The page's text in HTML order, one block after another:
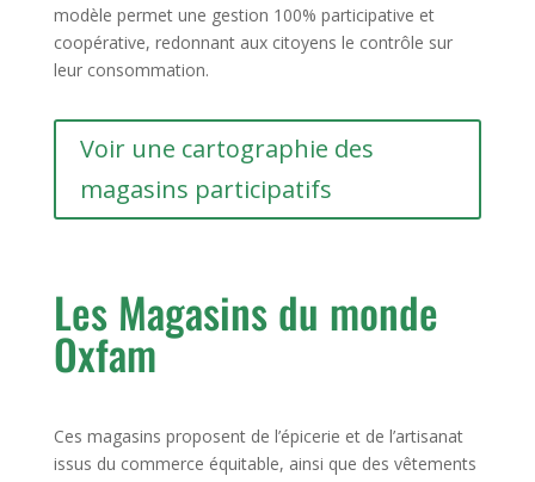
modèle permet une gestion 100% participative et
coopérative, redonnant aux citoyens le contrôle sur
leur consommation.
Voir une cartographie des
magasins participatifs
Les Magasins du monde
Oxfam
Ces magasins proposent de l’épicerie et de l’artisanat
issus du commerce équitable, ainsi que des vêtements